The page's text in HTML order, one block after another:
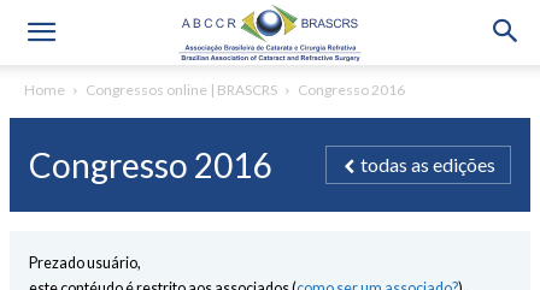
Home Congressos online | BRASCRS Congresso 2016
Congresso 2016 todas as edições
Prezado usuário,